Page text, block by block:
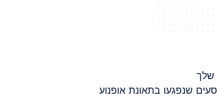
שלך
שנפגעו בתאונת אופנוע